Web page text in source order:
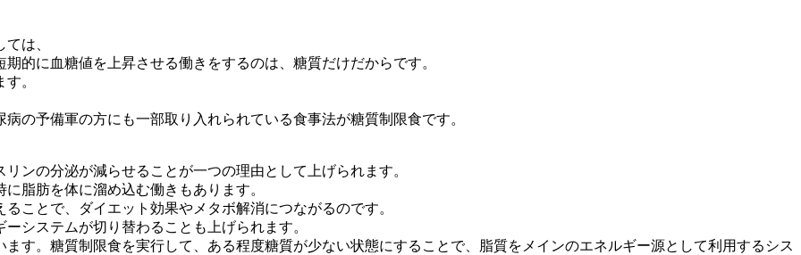
は、
的に血糖値を上昇させる働きをするのは、糖質だけだからです。
。
の予備軍の方にも一部取り入れられている食事法が糖質制限食です。
ンの分泌が減らせることが一つの理由として上げられます。
脂肪を体に溜め込む働きもあります。
ことで、ダイエット効果やメタボ解消につながるのです。
システムが切り替わることも上げられます。
す。糖質制限食を実行して、ある程度糖質が少ない状態にすることで、脂質をメインのエネルギー源として利用するシス